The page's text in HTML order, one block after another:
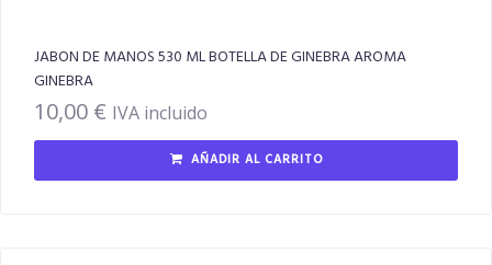
JABON DE MANOS 530 ML BOTELLA DE GINEBRA AROMA
GINEBRA
10,00 € IVA incluido
AÑADIR AL CARRITO